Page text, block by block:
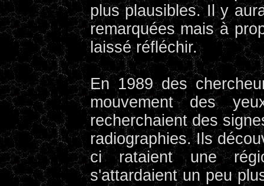
plus plausibles. Il y
remarquées mais à
laissé réfléchir.
En 1989 des
mouvement des
recherchaient des
radiographies. Ils
ci rataient une
s'attardaient un peu